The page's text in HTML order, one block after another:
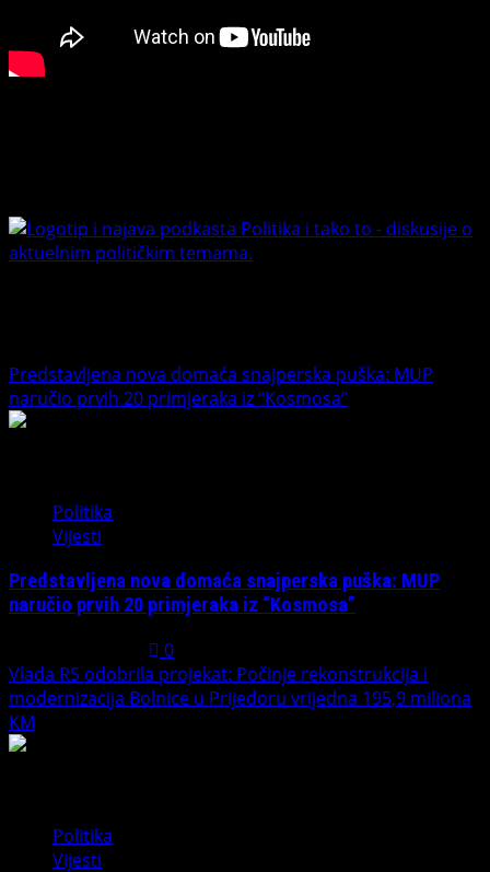
Predstavljena nova domaća snajperska puška: MUP
naručio prvih 20 primjeraka iz “Kosmosa”
Politika
Vijesti
Predstavljena nova domaća snajperska puška: MUP
naručio prvih 20 primjeraka iz “Kosmosa”
0
Vlada RS odobrila projekat: Počinje rekonstrukcija i
modernizacija Bolnice u Prijedoru vrijedna 195,9 miliona
KM
Politika
Vijesti